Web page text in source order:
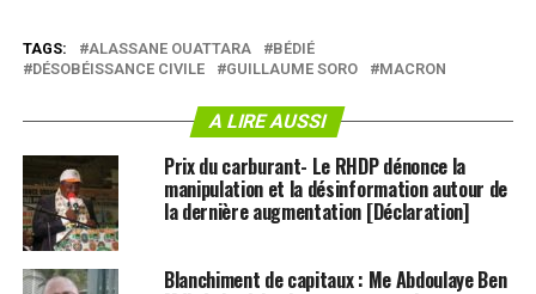
TAGS: ALASSANE OUATTARA
BÉDIÉ
DÉSOBÉISSANCE CIVILE
GUILLAUME SORO MACRON
A LIRE AUSSI
Prix du carburant- Le RHDP dénonce la
manipulation et la désinformation autour de
la dernière augmentation [Déclaration]
Blanchiment de capitaux : Me Abdoulaye Ben